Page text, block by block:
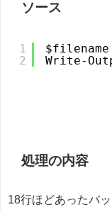
ソース
1
2
$filename
Write-
処理の内容
18行ほどあったバ